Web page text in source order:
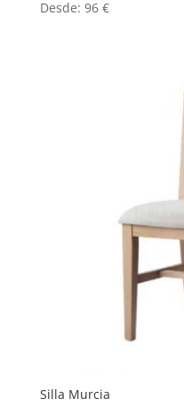
Desde: 96 €
Silla Murcia